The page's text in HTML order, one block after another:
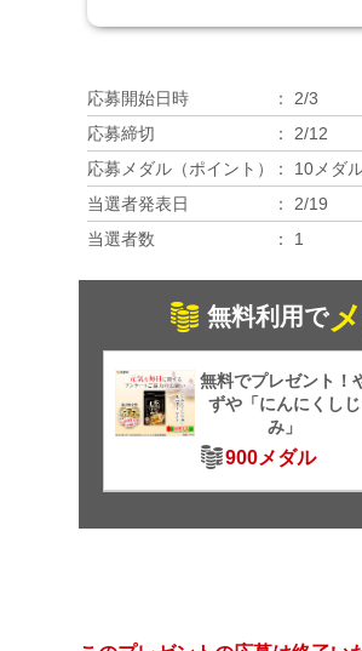
応募開始日時
2/3
応募締切
2/12
応募メダル（ポイント）
10メダ
当選者発表日
2/19
当選者数
1
無料利用で
無料でプレゼント！
ずや「にんにくしじ
み」
900メダル